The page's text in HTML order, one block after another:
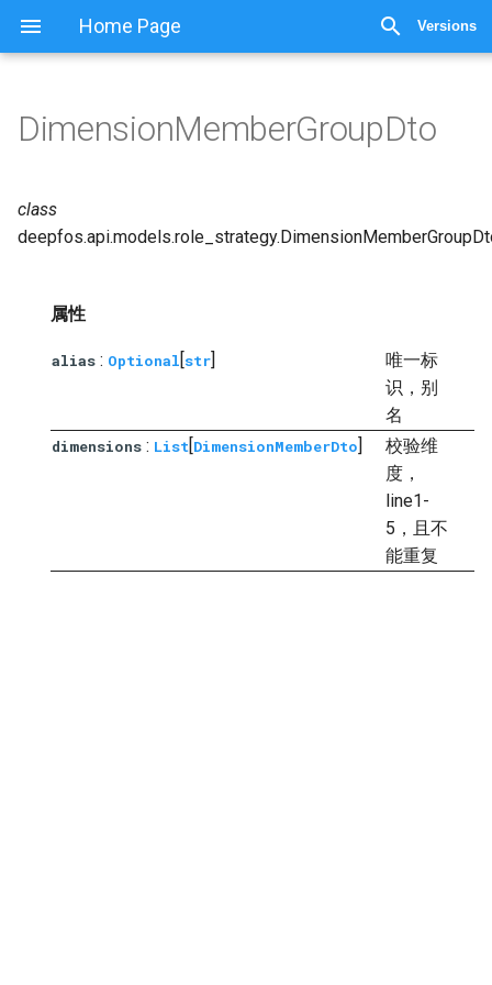
Home Page Versions
DimensionMemberGroupDto
class
deepfos.api.models.role_strategy.
属性
alias : Optional[str]
唯一标
识，别
名
dimensions : List[DimensionMemberDto]
校验维
度，
line1-
5，且不
能重复